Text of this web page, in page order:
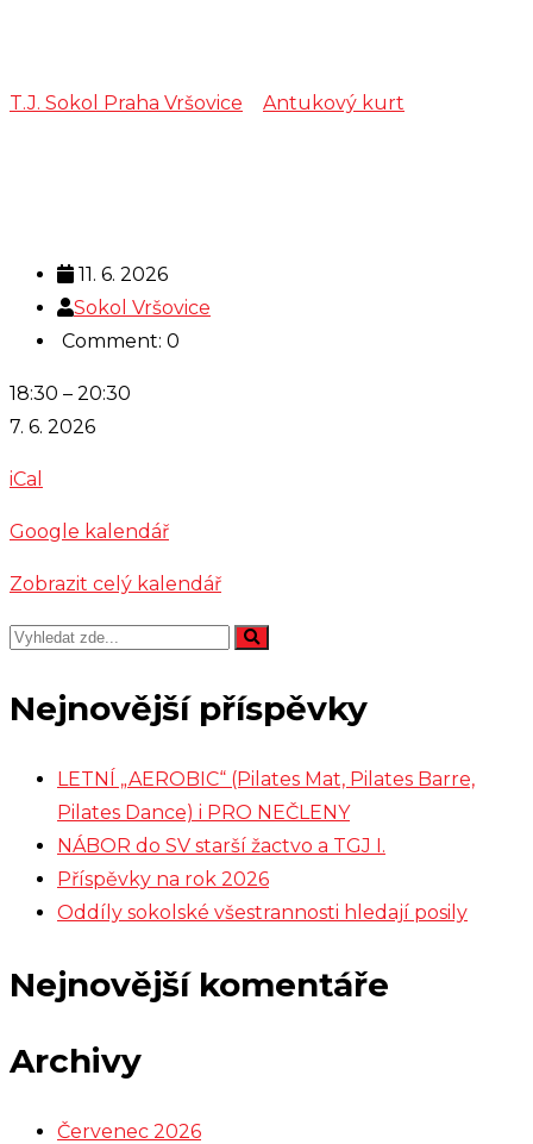
T.J. Sokol Praha Vršovice Antukový kurt
11. 6. 2026
Sokol Vršovice
Comment: 0
Holub
18:30 – 20:30
7. 6. 2026
iCal
Google kalendář
Zobrazit celý kalendář
Nejnovější příspěvky
LETNÍ „AEROBIC“ (Pilates Mat, Pilates Barre,
Pilates Dance) i PRO NEČLENY
NÁBOR do SV starší žactvo a TGJ I.
Příspěvky na rok 2026
Oddíly sokolské všestrannosti hledají posily
Nejnovější komentáře
Archivy
Červenec 2026